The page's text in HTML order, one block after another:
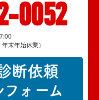
0052
末年始休業）
断依頼
フォーム